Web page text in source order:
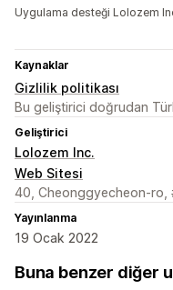
Uygulama desteği Lolozem
Kaynaklar
Gizlilik politikası
Bu geliştirici doğrudan
Geliştirici
Lolozem Inc.
Web Sitesi
40, Cheonggyecheon-ro,
Yayınlanma
19 Ocak 2022
Buna benzer diğer